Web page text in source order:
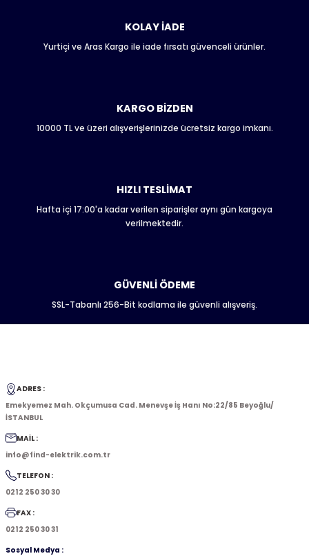
Ürün resmi kalitesiz, bozuk veya görüntülenemiyor.
Ürün fiyatı diğer sitelerden daha pahalı.
Bu ürüne benzer farklı alternatifler olmalı.
Gönder
KOLAY İADE
Yurtiçi ve Aras Kargo ile iade fırsatı güvenceli ürünler.
KARGO BİZDEN
10000 TL ve üzeri alışverişlerinizde ücretsiz kargo imkanı.
HIZLI TESLİMAT
Hafta içi 17:00'a kadar verilen siparişler aynı gün kargoya
verilmektedir.
GÜVENLİ ÖDEME
SSL-Tabanlı 256-Bit kodlama ile güvenli alışveriş.
ADRES :
Emekyemez Mah. Okçumusa Cad. Menevşe İş Hanı No:22/85 Beyoğlu/
İSTANBUL
MAİL :
info@find-elektrik.com.tr
TELEFON :
0212 250 30 30
FAX :
0212 250 30 31
Sosyal Medya :